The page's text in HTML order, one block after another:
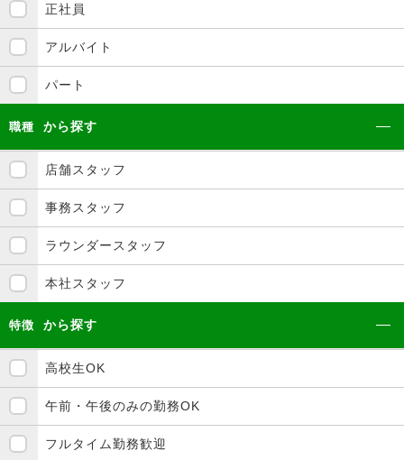
正社員
アルバイト
パート
職種 から探す
店舗スタッフ
事務スタッフ
ラウンダースタッフ
本社スタッフ
特徴 から探す
高校生OK
午前・午後のみの勤務OK
フルタイム勤務歓迎